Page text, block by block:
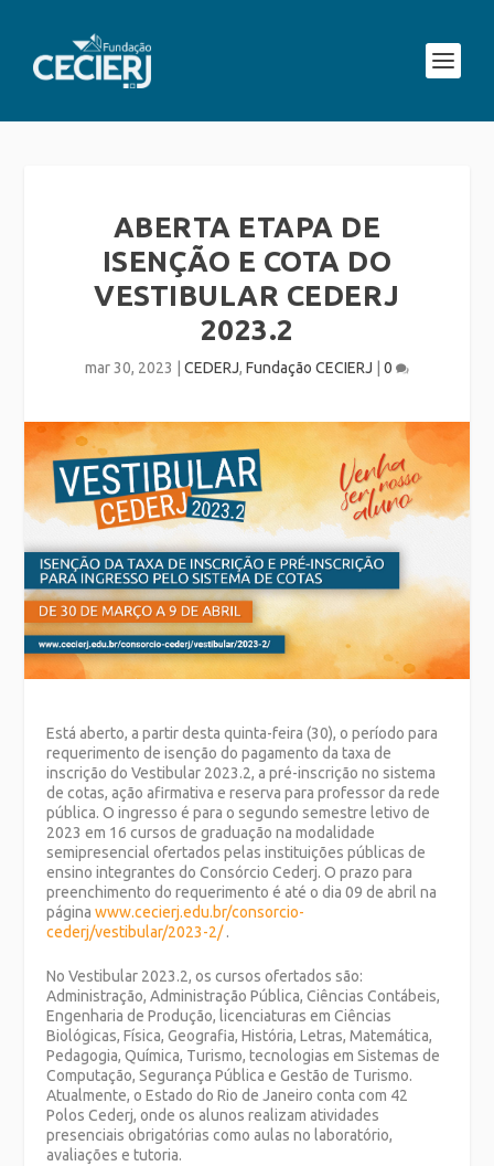
ABERTA ETAPA DE
ISENÇÃO E COTA DO
VESTIBULAR CEDERJ
2023.2
mar 30, 2023 CEDERJ, Fundação CECIERJ 0
Está aberto, a partir desta quinta-feira (30), o período para
requerimento de isenção do pagamento da taxa de
inscrição do Vestibular 2023.2, a pré-inscrição no sistema
de cotas, ação afirmativa e reserva para professor da rede
pública. O ingresso é para o segundo semestre letivo de
2023 em 16 cursos de graduação na modalidade
semipresencial ofertados pelas instituições públicas de
ensino integrantes do Consórcio Cederj. O prazo para
preenchimento do requerimento é até o dia 09 de abril na
páginawww.cecierj.edu.br/consorcio-
cederj/vestibular/2023-2/.
No Vestibular 2023.2, os cursos ofertados são:
Administração, Administração Pública, Ciências Contábeis,
Engenharia de Produção, licenciaturas em Ciências
Biológicas, Física, Geografia, História, Letras, Matemática,
Pedagogia, Química, Turismo, tecnologias em Sistemas de
Computação, Segurança Pública e Gestão de Turismo.
Atualmente, o Estado do Rio de Janeiro conta com 42
Polos Cederj, onde os alunos realizam atividades
presenciais obrigatórias como aulas no laboratório,
avaliações e tutoria.